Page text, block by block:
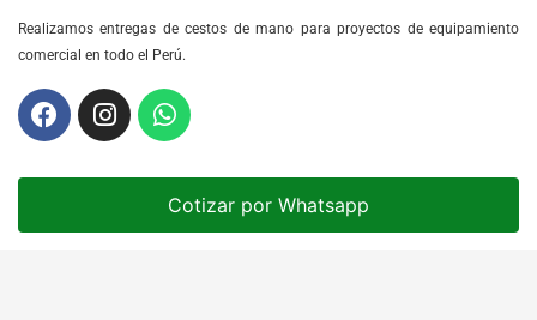
Realizamos entregas de cestos de mano para proyectos de equipamiento
comercial en todo el Perú.
Cotizar por Whatsapp